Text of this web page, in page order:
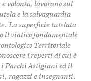
e volontà, lavorano sul
e la salvaguardia
. La superficie tutelata
il viatico fondamentale
Territoriale
i reperti di cui è
Parchi Astigiani ed il
ragazzi e insegnanti.